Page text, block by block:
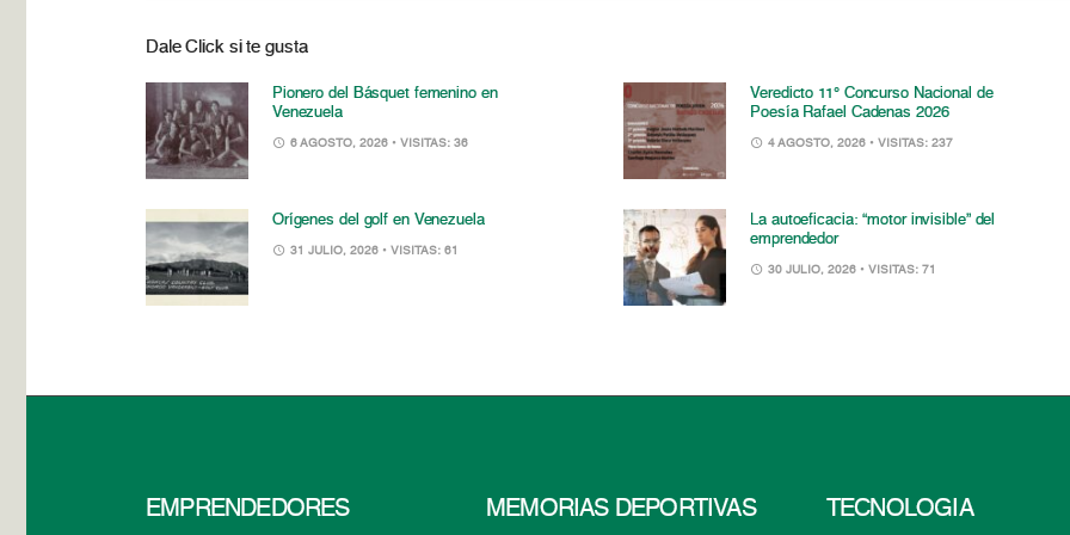
Dale Click si te gusta
Pionero del Básquet femenino en
Venezuela
6 AGOSTO, 2026 • VISITAS: 36
Veredicto 11° Concurso Nacional de
Poesía Rafael Cadenas 2026
4 AGOSTO, 2026 • VISITAS: 237
Orígenes del golf en Venezuela
31 JULIO, 2026 • VISITAS: 61
La autoeficacia: “motor invisible” del
emprendedor
30 JULIO, 2026 • VISITAS: 71
EMPRENDEDORES MEMORIAS DEPORTIVAS TECNOLOGÍA